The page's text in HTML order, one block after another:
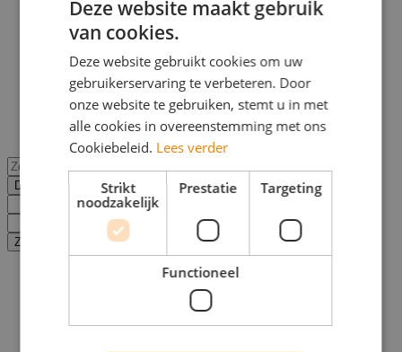
Inschrijven
Werkzoekende
WERKGEVER
Inloggen
Werkzoekende
Werkgever
Vacatures
Gehele site
Deze website maakt gebruik
van cookies.
Deze website gebruikt cookies om uw
gebruikerservaring te verbeteren. Door
onze website te gebruiken, stemt u in met
alle cookies in overeenstemming met ons
Cookiebeleid. Lees verder
Strikt
noodzakelijk
Prestatie Targeting
Functioneel